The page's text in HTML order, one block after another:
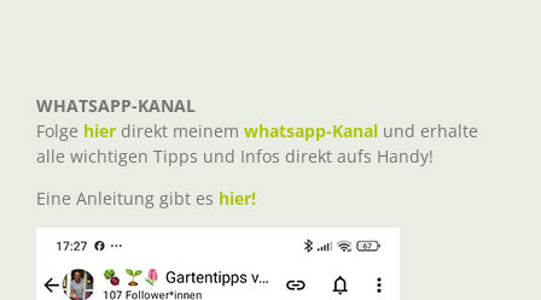
WHATSAPP-KANAL
Folge hier direkt meinem whatsapp-Kanal und erhalte
alle wichtigen Tipps und Infos direkt aufs Handy!
Eine Anleitung gibt es hier!